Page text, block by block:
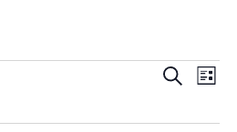
et
Recherche
de
Liste